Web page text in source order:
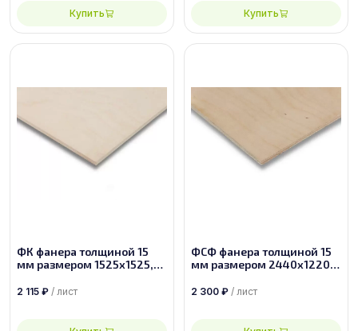
Купить Купить
ФК фанера толщиной 15
мм размером 1525х1525,
2 115 ₽ / лист
ФСФ фанера толщиной 15
мм размером 2440х1220,
2 300 ₽ / лист